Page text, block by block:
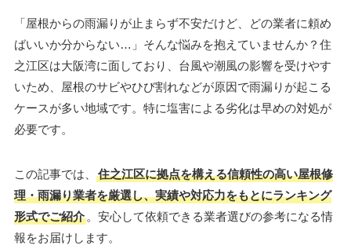
「屋根からの雨漏りが止まらず不安だけど、どの業者に頼め
ばいいか分からない…」そんな悩みを抱えていませんか？住
之江区は大阪湾に面しており、台風や潮風の影響を受けやす
いため、屋根のサビやひび割れなどが原因で雨漏りが起こる
ケースが多い地域です。特に塩害による劣化は早めの対処が
必要です。
この記事では、
住之江区に拠点を構える信頼性の高い屋根修
理・雨漏り業者を厳選し、実績や対応力をもとにランキング
形式でご紹介。安心して依頼できる業者選びの参考になる情
報をお届けします。